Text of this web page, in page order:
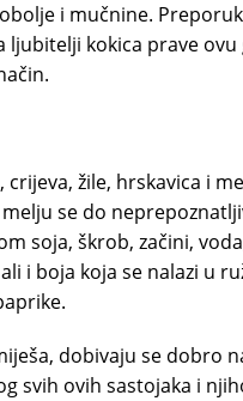
i mučnine.
ljubitelji kokica prave ovu
crijeva, žile, hrskavica i
se do
soja, škrob, začini,
i boja koja se nalazi u
dobivaju se dobro
svih ovih sastojaka i